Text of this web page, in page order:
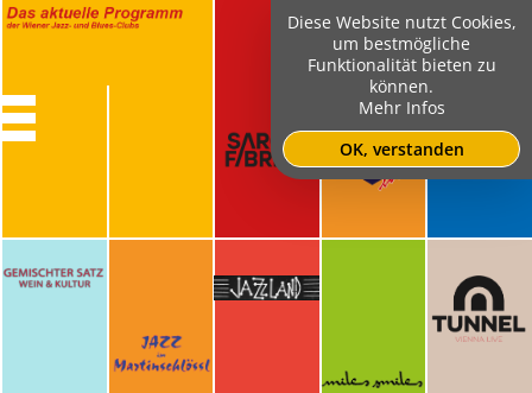
Diese Website nutzt Cookies,
um bestmögliche
Funktionalität bieten zu
können.
Mehr Infos
OK, verstanden